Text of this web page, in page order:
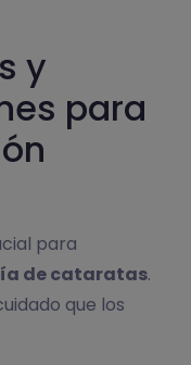
y
para
para
de cataratas.
que los